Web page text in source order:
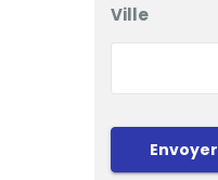
Ville
Envoyer